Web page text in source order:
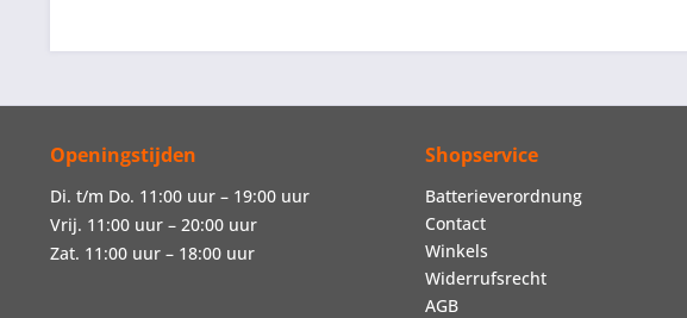
Openingstijden
Di. t/m Do. 11:00 uur – 19:00 uur
Vrij. 11:00 uur – 20:00 uur
Zat. 11:00 uur – 18:00 uur
Shopservice
Batterieverordnung
Contact
Winkels
Widerrufsrecht
AGB